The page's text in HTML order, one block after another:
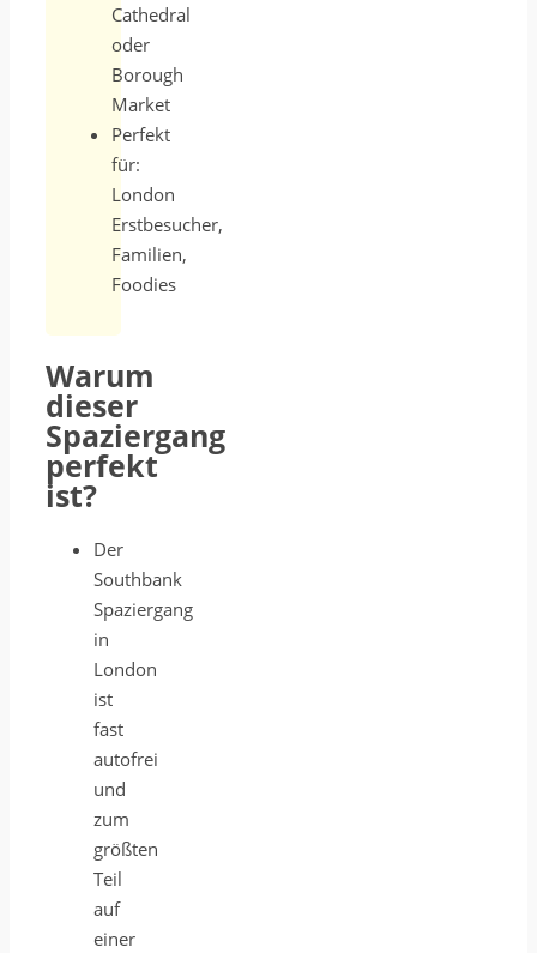
Cathedral
oder
Borough
Market
Perfekt
für:
London
Erstbesucher,
Familien,
Foodies
Warum
dieser
Spaziergang
perfekt
ist?
Der
Southbank
Spaziergang
in
London
ist
fast
autofrei
und
zum
größten
Teil
auf
einer